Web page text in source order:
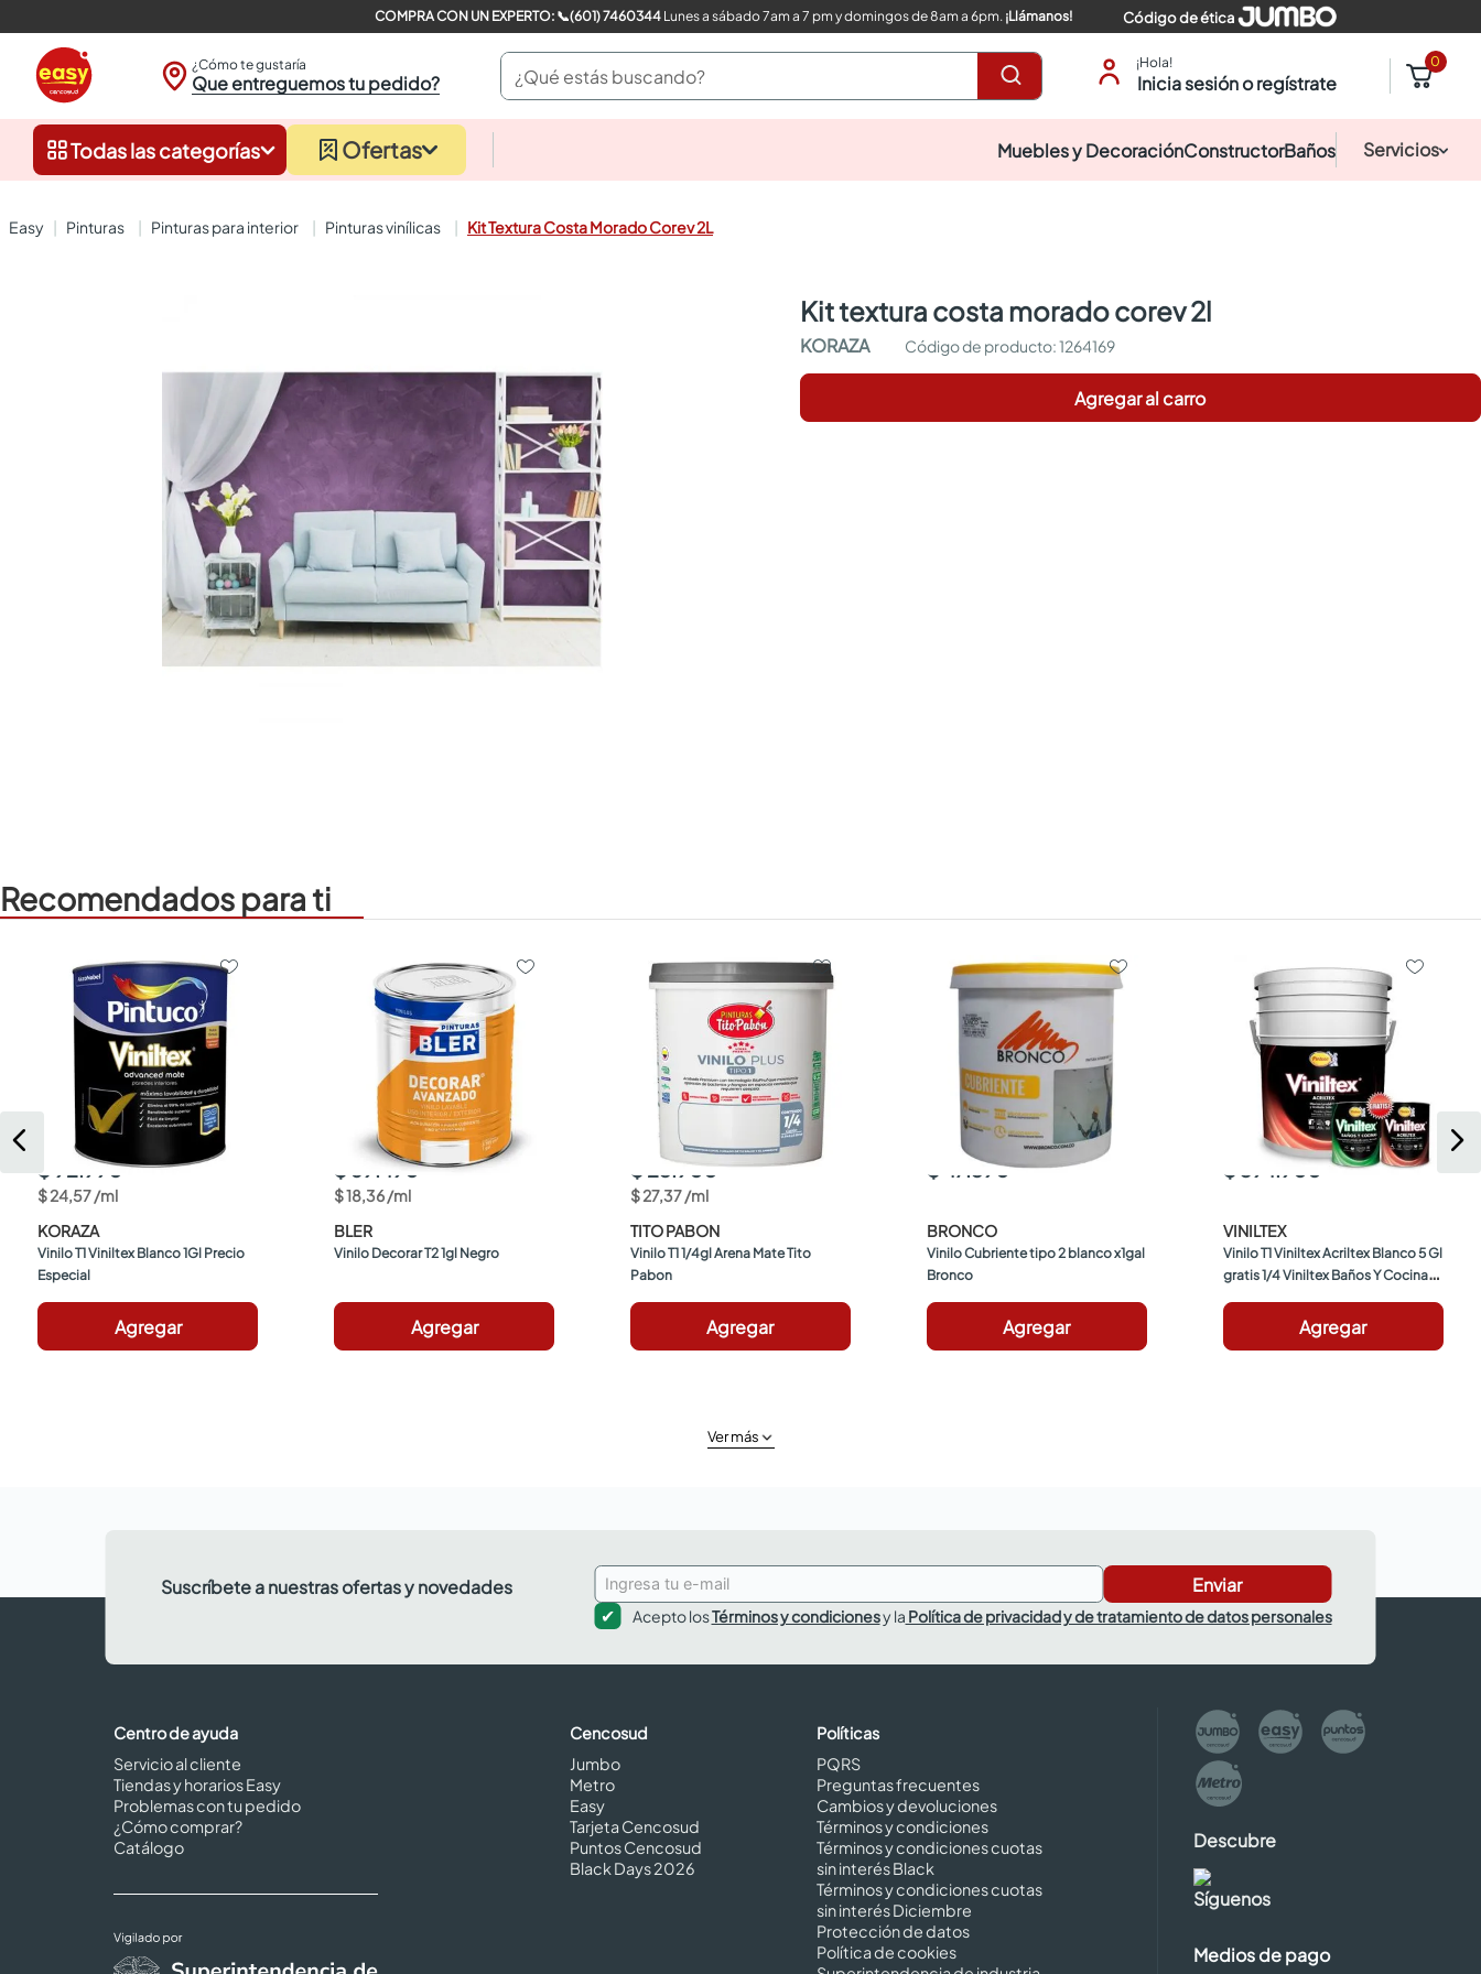
COMPRA CON UN EXPERTO: 📞(601) 7460344Lunes a sábado 7am a 7 pm y domingos de 8am a 6pm. ¡Llámanos! Código de ética
¿Cómo te gustaría
Que entreguemos tu pedido?
¿Qué estás buscando? ¡Hola!
Inicia sesión o regístrate
0
Todas las categorías Ofertas Muebles y DecoraciónConstructorBaños Servicios
pinturas pinturas para interior pinturas vinílicas Kit Textura Costa Morado Corev 2L
kit textura costa morado corev 2l
KORAZA :1264169
Agregar al carro
Recomendados para ti
$ 92.990
$24,57/ml
KORAZA
Vinilo T1 Viniltex Blanco 1Gl Precio
Especial
Agregar
$ 69.490
$18,36/ml
BLER
Vinilo Decorar T2 1gl Negro
Agregar
$ 25.900
$27,37/ml
TITO PABON
Vinilo T1 1/4gl Arena Mate Tito
Pabon
Agregar
$ 47.590
BRONCO
Vinilo Cubriente tipo 2 blanco x1gal
Bronco
Agregar
$ 394.900
VINILTEX
Vinilo T1 Viniltex Acriltex Blanco 5 Gl
gratis 1/4 Viniltex Baños Y Cocinas
Agregar
Ver más
Suscríbete a nuestras ofertas y novedades Enviar
Acepto losTérminos y condicionesy la Política de privacidad y de tratamiento de datos personales
Centro de ayuda
Servicio al cliente
Tiendas y horarios Easy
Problemas con tu pedido
¿Cómo comprar?
Catálogo
Cencosud
Jumbo
Metro
Easy
Tarjeta Cencosud
Puntos Cencosud
Black Days 2026
Políticas
PQRS
Preguntas frecuentes
Cambios y devoluciones
Términos y condiciones
Términos y condiciones cuotas
sin interés Black
Términos y condiciones cuotas
sin interés Diciembre
Protección de datos
Política de cookies
Descubre
Síguenos
Medios de pago
closet
sanitarios
neveras